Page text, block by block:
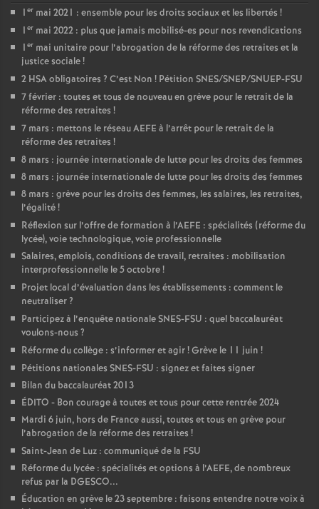
1 er mai 2021 : ensemble pour les droits sociaux et les libertés !
1 er mai 2022 : plus que jamais mobilisé-es pour nos revendications
1 er mai unitaire pour l’abrogation de la réforme des retraites et la
justice sociale!
2 HSA obligatoires ? C’est Non ! Pétition SNES/SNEP/SNUEP-FSU
7 février : toutes et tous de nouveau en grève pour le retrait de la
réforme des retraites !
7 mars : mettons le réseau AEFE à l’arrêt pour le retrait de la
réforme des retraites !
8 mars : journée internationale de lutte pour les droits des femmes
8 mars : journée internationale de lutte pour les droits des femmes
8 mars : grève pour les droits des femmes, les salaires, les retraites,
l’égalité!
Réflexion sur l’offre de formation à l’AEFE : spécialités (réforme du
lycée), voie technologique, voie professionnelle
Salaires, emplois, conditions de travail, retraites : mobilisation
interprofessionnelle le 5 octobre!
Projet local d’évaluation dans les établissements : comment le
neutraliser?
Participez à l’enquête nationale SNES-FSU : quel baccalauréat
voulons-nous ?
Réforme du collège : s’informer et agir! Grève le 11 juin !
Pétitions nationales SNES-FSU : signez et faites signer
Bilan du baccalauréat 2013
ÉDITO - Bon courage à toutes et tous pour cette rentrée 2024
Mardi 6 juin, hors de France aussi, toutes et tous en grève pour
l’abrogation de la réforme des retraites !
Saint-Jean de Luz : communiqué de la FSU
Réforme du lycée : spécialités et options à l’AEFE, de nombreux
refus par la DGESCO...
Éducation en grève le 23 septembre : faisons entendre notre voix à